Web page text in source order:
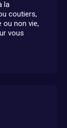
la
coutiers,
ou non vie,
vous